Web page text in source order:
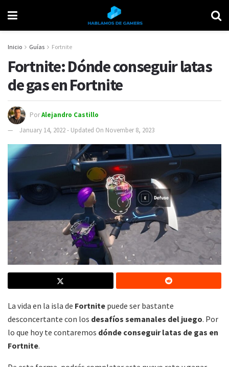
Inicio Guías Fortnite
Fortnite: Dónde conseguir latas
de gas en Fortnite
PorAlejandro Castillo
January 14, 2022 - Updated On November 8, 2023
La vida en la isla de Fortnite puede ser bastante
desconcertante con los desafíos semanales del juego. Por
lo que hoy te contaremos dónde conseguir latas de gas en
Fortnite.